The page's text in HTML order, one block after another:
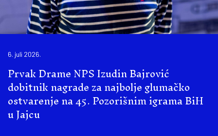
6. juli 2026.
Prvak Drame NPS Izudin Bajrović
dobitnik nagrade za najbolje glumačko
ostvarenje na 45. Pozorišnim igrama BiH
u Jajcu